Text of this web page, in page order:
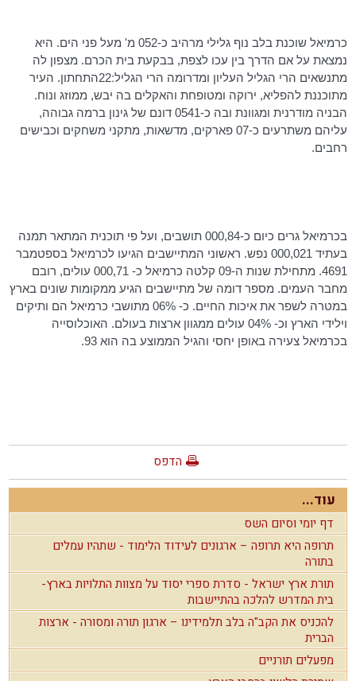
כרמיאל שוכנת בלב נוף גלילי מרהיב כ-052 מ' מעל פני הים. היא
נמצאת על אם הדרך בין עכו לצפת, בבקעת בית הכרם. מצפון לה
מתנשאים הרי הגליל העליון ומדרומה הרי הגליל ׃22התחתון. העיר
מתוכננת להפליא, ירוקה ומטופחת והאקלים בה יבש, ממוזג ונוח.
הבניה מודרנית ומגוונת ובה כ-0541 דונם של גינון ברמה גבוהה,
עליהם משתרעים כ-07 פארקים, מדשאות, מתקני משחקים וכבישים
רחבים.
בכרמיאל גרים כיום כ-000,84 תושבים, ועל פי תוכנית המתאר תמנה
בעתיד 000,021 נפש. ראשוני המתיישבים הגיעו לכרמיאל בספטמבר
4691. מתחילת שנות ה-09 קלטה כרמיאל כ- 000,71 עולים, רובם
מחבר העמים. מספר דומה של מתיישבים הגיע ממקומות שונים בארץ
במטרה לשפר את איכות החיים. כ- 06% מתושבי כרמיאל הם ותיקים
וילידי הארץ וכ
- 04% עולים ממגוון ארצות בעולם. האוכלוסייה
בכרמיאל צעירה באופן יחסי והגיל הממוצע בה הוא 93.
הדפס
עוד...
דף יומי וסיום השס
תרופה היא תרופה – ארגונים לעידוד הלימוד - שתהיו עמלים
בתורה
תורת ארץ ישראל - סדרת ספרי יסוד על מצוות התלויות בארץ-
בית המדרש להלכה בהתיישבות
להכניס את הקב"ה בלב תלמידינו – ארגון תורה ומסורה - ארצות
הברית
מפעלים תורניים